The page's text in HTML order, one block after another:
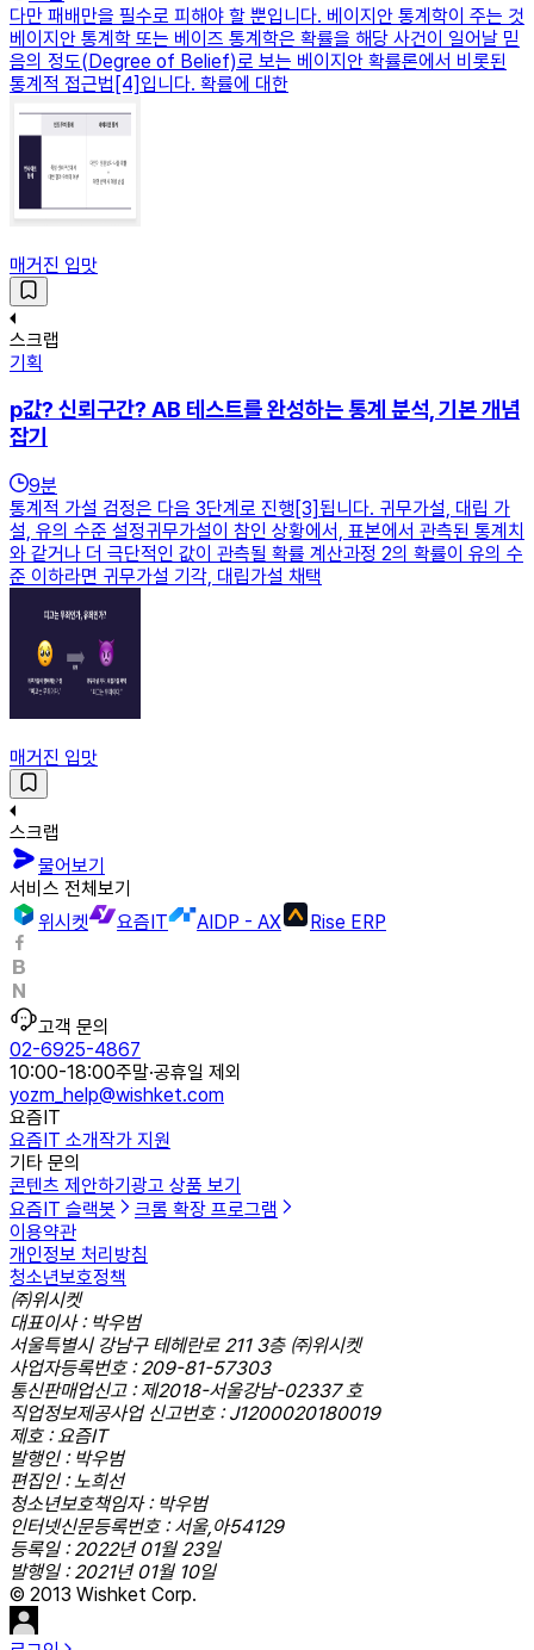
다만 패배만을 필수로 피해야 할 뿐입니다. 베이지안 통계학이 주는 것
베이지안 통계학 또는 베이즈 통계학은 확률을 해당 사건이 일어날 믿
음의 정도(Degree of Belief)로 보는 베이지안 확률론에서 비롯된
통계적 접근법[4]입니다. 확률에 대한
매거진 입맛
스크랩
기획
p값? 신뢰구간? AB 테스트를 완성하는 통계 분석, 기본 개념
잡기
9분
통계적 가설 검정은 다음 3단계로 진행[3]됩니다. 귀무가설, 대립 가
설, 유의 수준 설정귀무가설이 참인 상황에서, 표본에서 관측된 통계치
와 같거나 더 극단적인 값이 관측될 확률 계산과정 2의 확률이 유의 수
준 이하라면 귀무가설 기각, 대립가설 채택
매거진 입맛
스크랩
물어보기
서비스 전체보기
위시켓
요즘IT AIDP - AX Rise ERP
고객 문의
02-6925-4867
10:00-18:00주말·공휴일 제외
yozm_help@wishket.com
요즘IT
요즘IT 소개작가 지원
기타 문의
콘텐츠 제안하기 광고 상품 보기
요즘IT 슬랙봇
크롬 확장 프로그램
이용약관
개인정보 처리방침
청소년보호정책
㈜위시켓
대표이사 : 박우범
서울특별시 강남구 테헤란로 211 3층 ㈜위시켓
사업자등록번호 : 209-81-57303
통신판매업신고 : 제2018-서울강남-02337 호
직업정보제공사업 신고번호 : J1200020180019
제호 : 요즘IT
발행인 : 박우범
편집인 : 노희선
청소년보호책임자 : 박우범
인터넷신문등록번호 : 서울,아54129
등록일 : 2022년 01월 23일
발행일 : 2021년 01월 10일
© 2013 Wishket Corp.